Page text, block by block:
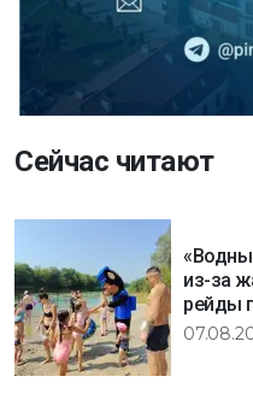
Сейчас читают
из-за
рейды